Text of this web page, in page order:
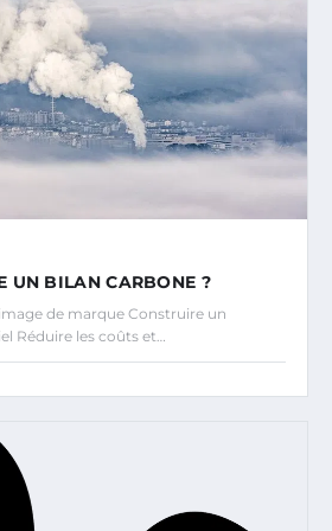
UN BILAN CARBONE ?
de marque Construire un
Réduire les coûts et…